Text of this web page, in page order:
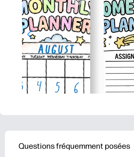
Questions fréquemment posées